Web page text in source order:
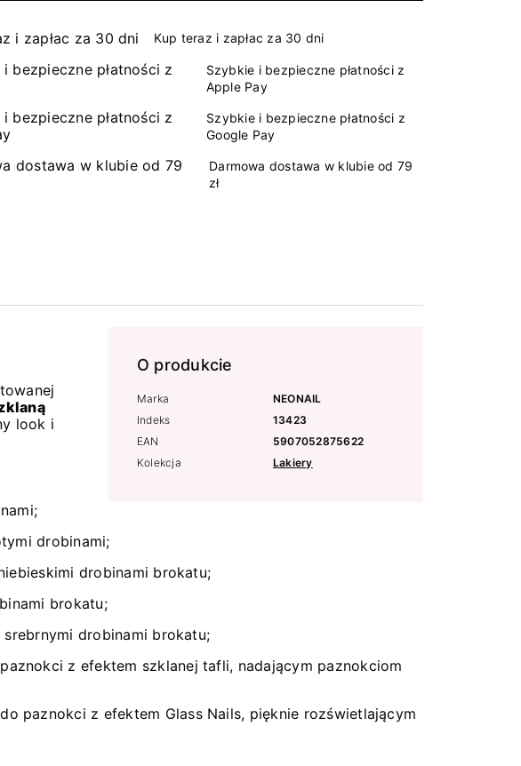
Kup teraz i zapłac za 30 dni
Szybkie i bezpieczne płatności z
Apple Pay
Szybkie i bezpieczne płatności z
Google Pay
Darmowa dostawa w klubie od 79
zł
O produkcie
Marka
NEONAIL
Indeks
13423
EAN
5907052875622
Kolekcja
Lakiery
look i
drobinami;
drobinami brokatu;
brokatu;
drobinami brokatu;
z efektem szklanej tafli, nadającym paznokciom
paznokci z efektem Glass Nails, pięknie rozświetlającym